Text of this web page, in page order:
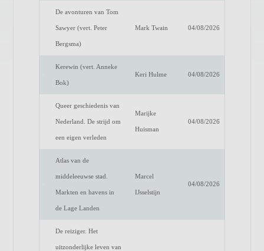
De avonturen van Tom
Sawyer (vert. Peter
Bergsma)
Mark Twain 04/08/2026
Kerewin (vert. Anneke
Bok)
Keri Hulme 04/08/2026
Queer geschiedenis van
Nederland. De strijd om
een eigen verleden
Marijke
Huisman
04/08/2026
Atlas van de
middeleeuwse stad.
Markten en havens in
de Lage Landen
Marcel
IJsselstijn
04/08/2026
De reiziger. Het
uitzonderlijke leven van